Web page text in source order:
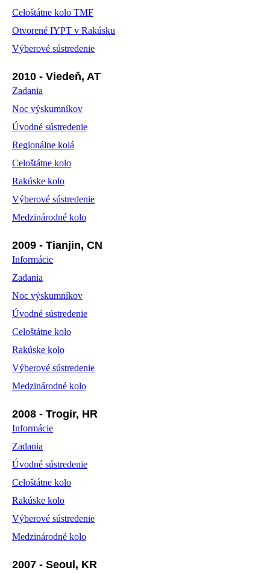
Celoštátne kolo TMF
Otvorené IYPT v Rakúsku
Výberové sústredenie
2010 - Viedeň, AT
Zadania
Noc výskumníkov
Úvodné sústredenie
Regionálne kolá
Celoštátne kolo
Rakúske kolo
Výberové sústredenie
Medzinárodné kolo
2009 - Tianjin, CN
Informácie
Zadania
Noc výskumníkov
Úvodné sústredenie
Celoštátne kolo
Rakúske kolo
Výberové sústredenie
Medzinárodné kolo
2008 - Trogir, HR
Informácie
Zadania
Úvodné sústredenie
Celoštátne kolo
Rakúske kolo
Výberové sústredenie
Medzinárodné kolo
2007 - Seoul, KR